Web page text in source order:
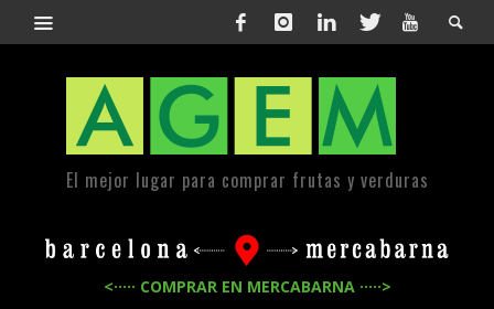
El mejor lugar para comprar frutas y verduras
<····· COMPRAR EN MERCABARNA ·····>